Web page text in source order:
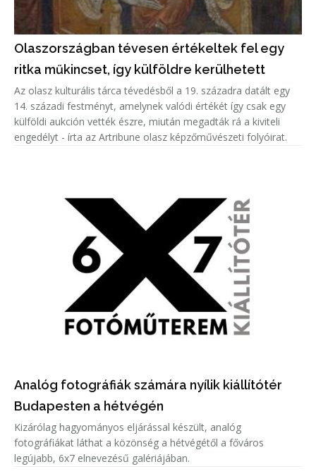
Olaszországban tévesen értékeltek fel egy
ritka műkincset, így külföldre kerülhetett
Az olasz kulturális tárca tévedésből a 19. századra datált egy
14. századi festményt, amelynek valódi értékét így csak egy
külföldi aukción vették észre, miután megadták rá a kiviteli
engedélyt - írta az Artribune olasz képzőművészeti folyóirat.
Analóg fotográfiák számára nyílik kiállítótér
Budapesten a hétvégén
Kizárólag hagyományos eljárással készült, analóg
fotográfiákat láthat a közönség a hétvégétől a főváros
legújabb, 6x7 elnevezésű galériájában.